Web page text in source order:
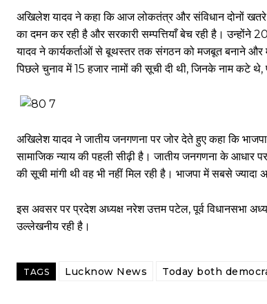
अखिलेश यादव ने कहा कि आज लोकतंत्र और संविधान दोनों खतरे में
का दमन कर रही है और सरकारी सम्पत्तियाँ बेच रही है।
यादव ने कार्यकर्ताओं से बूथस्तर तक संगठन को मजबूत बनाने और
पिछले चुनाव में 15 हजार नामों की सूची दी थी, जिनके नाम कटे
अखिलेश यादव ने जातीय जनगणना पर जोर देते हुए कहा कि
सामाजिक न्याय की पहली सीढ़ी है। जातीय जनगणना के आधार
की सूची मांगी थी वह भी नहीं मिल रही है। भाजपा में सबसे ज्यादा
इस अवसर पर प्रदेश अध्यक्ष नरेश उत्तम पटेल, पूर्व विधानसभा
उल्लेखनीय रही है।
TAGS Lucknow News Today both